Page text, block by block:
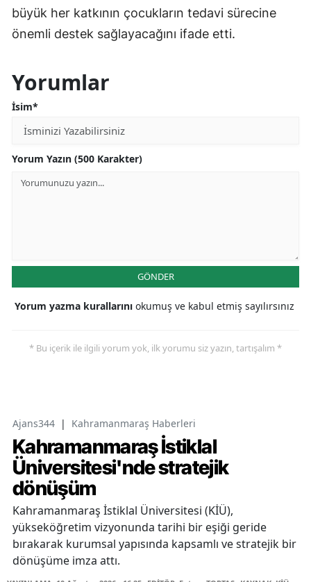
büyük her katkının çocukların tedavi sürecine
önemli destek sağlayacağını ifade etti.
Yorumlar
İsim*
Yorum Yazın (500 Karakter)
GÖNDER
Yorum yazma kurallarını okumuş ve kabul etmiş sayılırsınız
* Bu içerik ile ilgili yorum yok, ilk yorumu siz yazın, tartışalım *
Ajans344 | Kahramanmaraş Haberleri
Kahramanmaraş İstiklal
Üniversitesi'nde stratejik
dönüşüm
Kahramanmaraş İstiklal Üniversitesi (KİÜ),
yükseköğretim vizyonunda tarihi bir eşiği geride
bırakarak kurumsal yapısında kapsamlı ve stratejik bir
dönüşüme imza attı.